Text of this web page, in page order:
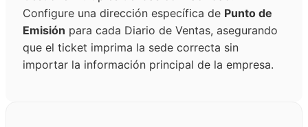
Configure una dirección específica de Punto de
Emisión para cada Diario de Ventas, asegurando
que el ticket imprima la sede correcta sin
importar la información principal de la empresa.